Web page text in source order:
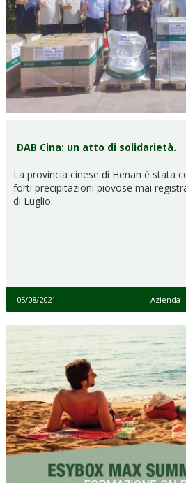
DAB Cina: un atto di solidarietà.
La provincia cinese di Henan è stata
forti precipitazioni piovose mai
di Luglio.
05/08/2021 Azienda